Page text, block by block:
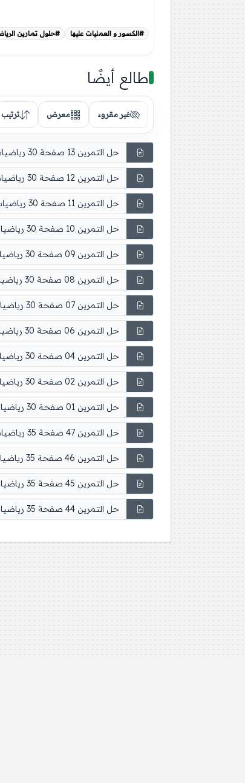
#الكسور و العمليات عليها #حلول تمارين الرياضيات
طالع أيضًا
غير مقروء معرض ترتيب
حل التمرين 13 صفحة 30 رياضيات السنة الثانية متوسط
حل التمرين 12 صفحة 30 رياضيات السنة الثانية متوسط
حل التمرين 11 صفحة 30 رياضيات السنة الثانية متوسط
حل التمرين 10 صفحة 30 رياضيات السنة الثانية متوسط
حل التمرين 09 صفحة 30 رياضيات السنة الثانية متوسط
حل التمرين 08 صفحة 30 رياضيات السنة الثانية متوسط
حل التمرين 07 صفحة 30 رياضيات السنة الثانية متوسط
حل التمرين 06 صفحة 30 رياضيات السنة الثانية متوسط
حل التمرين 04 صفحة 30 رياضيات السنة الثانية متوسط
حل التمرين 02 صفحة 30 رياضيات السنة الثانية متوسط
حل التمرين 01 صفحة 30 رياضيات السنة الثانية متوسط
حل التمرين 47 صفحة 35 رياضيات السنة الثانية متوسط
حل التمرين 46 صفحة 35 رياضيات السنة الثانية متوسط
حل التمرين 45 صفحة 35 رياضيات السنة الثانية متوسط
حل التمرين 44 صفحة 35 رياضيات السنة الثانية متوسط